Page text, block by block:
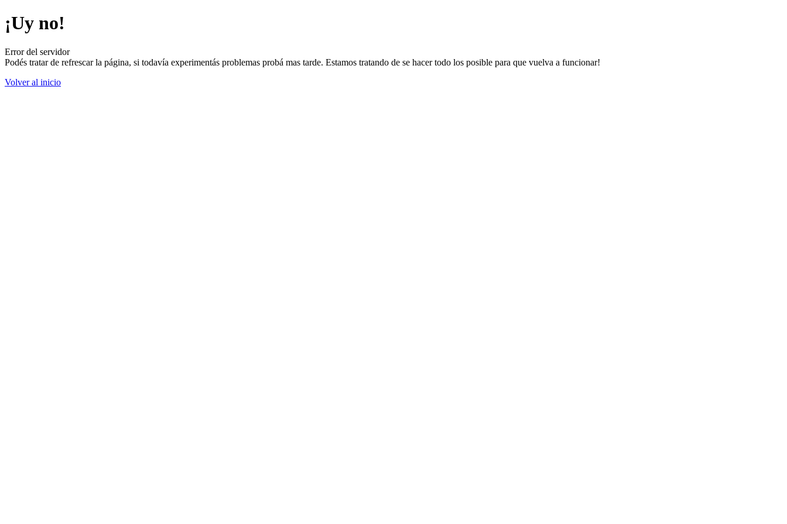
¡Uy no!
Error del servidor
Podés tratar de refrescar la página, si todavía experimentás problemas probá mas tarde. Estamos tratando de se hacer todo los posible para que vuelva a funcionar!
Volver al inicio